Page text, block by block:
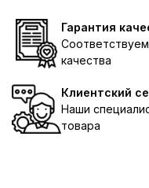
Гарантия
качества
Клиентский
Наши
товара